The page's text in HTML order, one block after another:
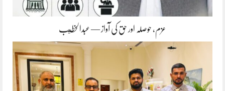
عزم، حوصلہ اور حق کی آواز — عبدالخطيب